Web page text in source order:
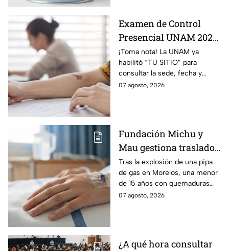
Examen de Control
Presencial UNAM 2026:
consulta aquí tu sede,
fecha y horario
¡Toma nota! La UNAM ya
habilitó “TU SITIO” para
consultar la sede, fecha y
horario del Examen Control
07 agosto, 2026
Fundación Michu y
Mau gestiona traslado
a Texas de adolescente
herida en explosión de
una pipa de gas en
Morelos
Tras la explosión de una pipa
de gas en Morelos, una menor
de 15 años con quemaduras
graves será trasladada a
07 agosto, 2026
¿A qué hora consultar